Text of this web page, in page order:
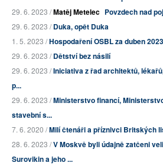
29. 6. 2023 /Matěj Metelec Povzdech nad
29. 6. 2023 /Duka, opět Duka
1. 5. 2023 /Hospodaření OSBL za duben 2023
29. 6. 2023 /Dětství bez násilí
29. 6. 2023 /Iniciativa z řad architektů,
p...
29. 6. 2023 /Ministerstvo financí,
stavební s...
7. 6. 2020 /Milí čtenáři a příznivci Britských
28. 6. 2023 /V Moskvě byli údajně zatčeni
Surovikin a jeho ...